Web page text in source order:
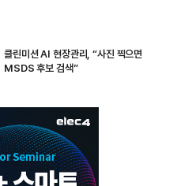
클린미션 AI 현장관리, “사진 찍으면
MSDS 후보 검색”